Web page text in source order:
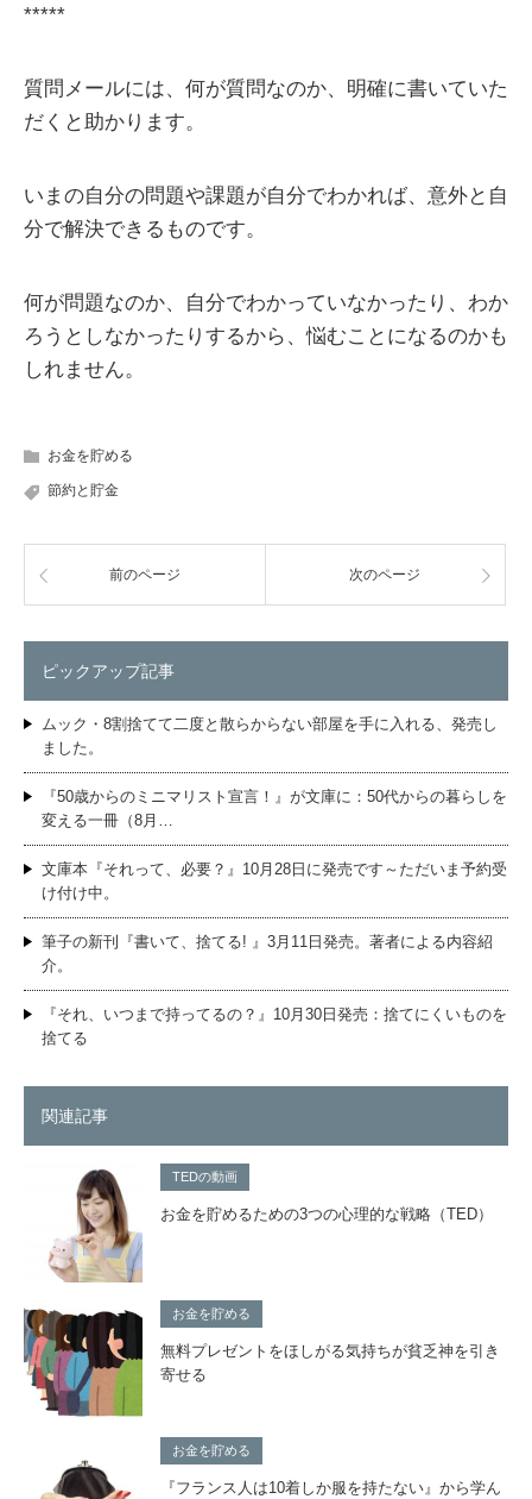
*****
質問メールには、何が質問なのか、明確に書いていた
だくと助かります。
いまの自分の問題や課題が自分でわかれば、意外と自
分で解決できるものです。
何が問題なのか、自分でわかっていなかったり、わか
ろうとしなかったりするから、悩むことになるのかも
しれません。
お金を貯める
節約と貯金
前のページ 次のページ
ピックアップ記事
ムック・8割捨てて二度と散らからない部屋を手に入れる、発売し
ました。
『50歳からのミニマリスト宣言！』が文庫に：50代からの暮らしを
変える一冊（8月…
文庫本『それって、必要？』10月28日に発売です～ただいま予約受
け付け中。
筆子の新刊『書いて、捨てる! 』3月11日発売。著者による内容紹
介。
『それ、いつまで持ってるの？』10月30日発売：捨てにくいものを
捨てる
関連記事
TEDの動画
お金を貯めるための3つの心理的な戦略（TED）
お金を貯める
無料プレゼントをほしがる気持ちが貧乏神を引き
寄せる
お金を貯める
『フランス人は10着しか服を持たない』から学ん